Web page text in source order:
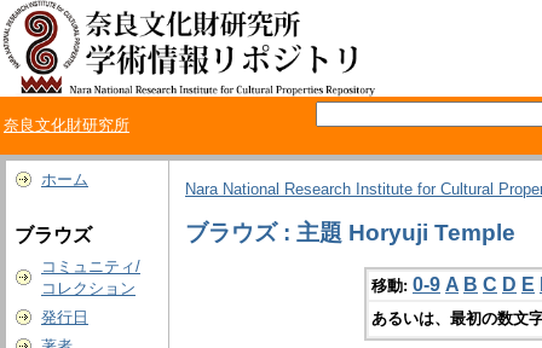
奈良文化財研究所
ホーム
ブラウズ
コミュニティ/
コレクション
発行日
Nara National Research Institute for Cultural
ブラウズ : 主題 Horyuji Temple
移動: 0-9 A B C D E
あるいは、最初の数文